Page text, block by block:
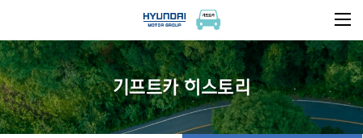
기프트카 히스토리